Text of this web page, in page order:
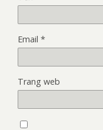
Email *
Trang web